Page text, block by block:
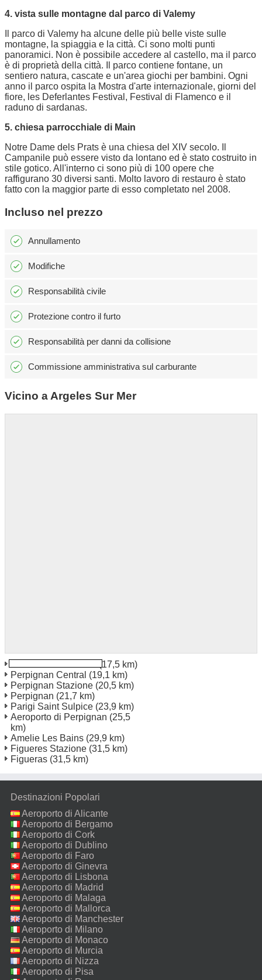
4. vista sulle montagne dal parco di Valemy
Il parco di Valemy ha alcune delle più belle viste sulle
montagne, la spiaggia e la città. Ci sono molti punti
panoramici. Non è possibile accedere al castello, ma il parco
è di proprietà della città. Il parco contiene fontane, un
sentiero natura, cascate e un'area giochi per bambini. Ogni
anno il parco ospita la Mostra d'arte internazionale, giorni del
fiore, les Deferlantes Festival, Festival di Flamenco e il
raduno di sardanas.
5. chiesa parrocchiale di Main
Notre Dame dels Prats è una chiesa del XIV secolo. Il
Campanile può essere visto da lontano ed è stato costruito in
stile gotico. All'interno ci sono più di 100 opere che
raffigurano 30 diversi santi. Molto lavoro di restauro è stato
fatto con la maggior parte di esso completato nel 2008.
Incluso nel prezzo
Annullamento
Modifiche
Responsabilità civile
Protezione contro il furto
Responsabilità per danni da collisione
Commissione amministrativa sul carburante
Vicino a Argeles Sur Mer
(17,5 km)
Perpignan Central (19,1 km)
Perpignan Stazione (20,5 km)
Perpignan (21,7 km)
Parigi Saint Sulpice (23,9 km)
Aeroporto di Perpignan (25,5
km)
Amelie Les Bains (29,9 km)
Figueres Stazione (31,5 km)
Figueras (31,5 km)
Destinazioni Popolari
Aeroporto di Alicante
Aeroporto di Bergamo
Aeroporto di Cork
Aeroporto di Dublino
Aeroporto di Faro
Aeroporto di Ginevra
Aeroporto di Lisbona
Aeroporto di Madrid
Aeroporto di Malaga
Aeroporto di Mallorca
Aeroporto di Manchester
Aeroporto di Milano
Malpensa
Aeroporto di Monaco
Aeroporto di Murcia
Aeroporto di Nizza
Aeroporto di Pisa